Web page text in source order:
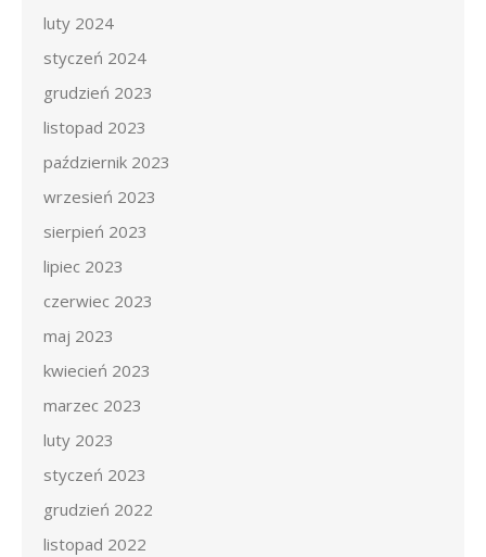
luty 2024
styczeń 2024
grudzień 2023
listopad 2023
październik 2023
wrzesień 2023
sierpień 2023
lipiec 2023
czerwiec 2023
maj 2023
kwiecień 2023
marzec 2023
luty 2023
styczeń 2023
grudzień 2022
listopad 2022